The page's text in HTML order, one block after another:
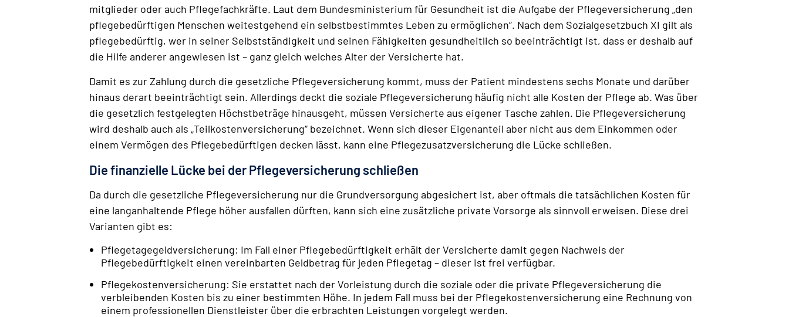
mitglieder oder auch Pflegefach­kräfte. Laut dem Bundesministerium für Gesundheit ist die Aufgabe der Pflegeversicherung „den
pflegebedürftigen Menschen weitestgehend ein selbstbestimmtes Leben zu ermöglichen“. Nach dem Sozialgesetzbuch XI gilt als
pflegebedürftig, wer in seiner Selbstständigkeit und seinen Fähigkeiten gesundheitlich so beeinträchtigt ist, dass er deshalb auf
die Hilfe anderer angewiesen ist – ganz gleich welches Alter der Versicherte hat.
Damit es zur Zahlung durch die gesetzliche Pflegeversicherung kommt, muss der Patient mindestens sechs Monate und darüber
hinaus derart beeinträchtigt sein. Allerdings deckt die soziale Pflegeversicherung häufig nicht alle Kosten der Pflege ab. Was über
die gesetzlich festgelegten Höchstbeträge hinausgeht, müssen Versicherte aus eigener Tasche zahlen. Die Pflegeversicherung
wird deshalb auch als „Teilkostenversicherung“ bezeichnet. Wenn sich dieser Eigenanteil aber nicht aus dem Einkommen oder
einem Vermögen des Pflegebedürftigen decken lässt, kann eine Pflege­zusatz­versicherung die Lücke schließen.
Die finanzielle Lücke bei der Pflegeversicherung schließen
Da durch die gesetzliche Pflegeversicherung nur die Grundversorgung abgesichert ist, aber oftmals die tatsächlichen Kosten für
eine langanhaltende Pflege höher ausfallen dürften, kann sich eine zusätzliche private Vorsorge als sinnvoll erweisen. Diese drei
Varianten gibt es:
Pfleg­etagegeld­versicherung: Im Fall einer Pflegebedürftig­keit erhält der Versicherte damit gegen Nachweis der
Pflegebedürftigkeit einen vereinbarten Geldbetrag für jeden Pflegetag – dieser ist frei verfügbar.
Pflege­kosten­versicherung: Sie erstattet nach der Vorleistung durch die soziale oder die private Pflegeversicherung die
verbleibenden Kosten bis zu einer bestimmten Höhe. In jedem Fall muss bei der Pflege­kosten­versicherung eine Rechnung von
einem professionellen Dienstleister über die erbrachten Leistungen vorgelegt werden.